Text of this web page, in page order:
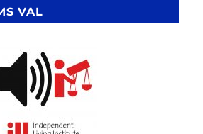
VAL